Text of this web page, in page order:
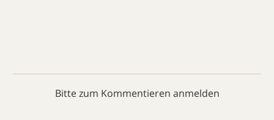
Bitte zum Kommentieren anmelden